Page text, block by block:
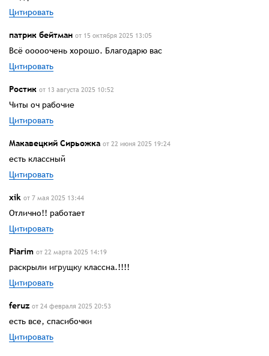
Цитировать
патрик бейтман от 15 октября 2025 13:05
Всё ооооочень хорошо. Благодарю вас
Цитировать
Ростик от 13 августа 2025 10:52
Читы оч рабочие
Цитировать
Макавецкий Сирьожка от 22 июня 2025 19:24
есть классный
Цитировать
xik от 7 мая 2025 13:44
Отлично!! работает
Цитировать
Piarim от 22 марта 2025 14:19
раскрыли игрущку классна.!!!!
Цитировать
feruz от 24 февраля 2025 20:53
есть все, спасибочки
Цитировать